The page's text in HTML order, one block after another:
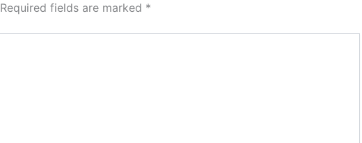
Required fields are marked *